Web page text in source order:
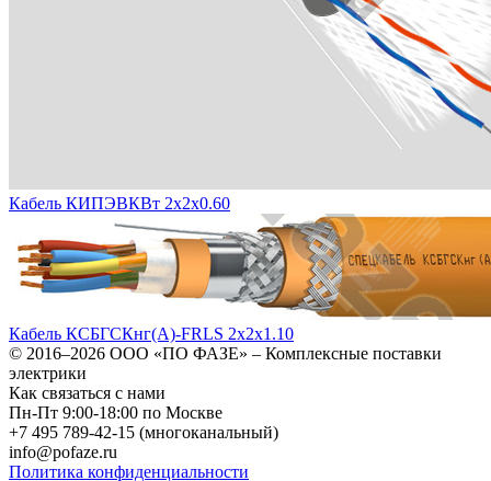
Кабель КИПЭВКВт 2х2х0.60
Кабель КСБГСКнг(А)-FRLS 2х2х1.10
© 2016–2026 ООО «ПО ФАЗЕ» – Комплексные поставки
электрики
Как связаться с нами
Пн-Пт 9:00-18:00 по Москве
+7 495 789-42-15 (многоканальный)
info@pofaze.ru
Политика конфиденциальности